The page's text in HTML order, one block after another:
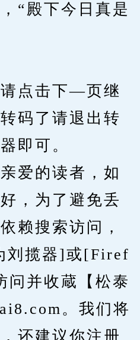
“殿下今日真是
点击下—页继
码了请退出转
即可。
的读者，如
，为了避免丢
赖搜索访问，
刘揽器]或[Firef
问并收蔵【松泰
。我们将
还建议你注册